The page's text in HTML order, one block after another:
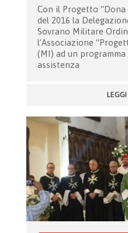
Con il Progetto
del 2016 la
Sovrano Militare
l’Associazione
(MI) ad un
assistenza